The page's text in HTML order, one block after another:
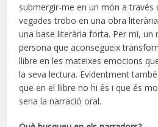
submergir-me en un món a través
vegades trobo en una obra
una base literària forta. Per mi, un
persona que aconsegueix
llibre en les mateixes emocions
la seva lectura. Evidentment
que en el llibre no hi és i que és
seria la narració oral.